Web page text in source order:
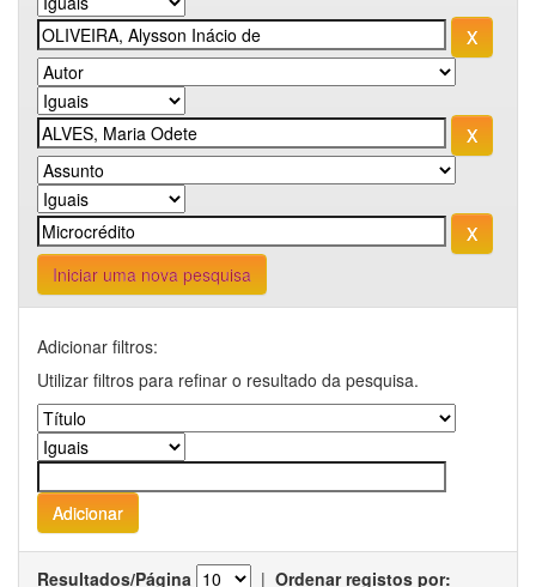
Iniciar uma nova pesquisa
Adicionar filtros:
Utilizar filtros para refinar o resultado da pesquisa.
Resultados/Página | Ordenar registos por: